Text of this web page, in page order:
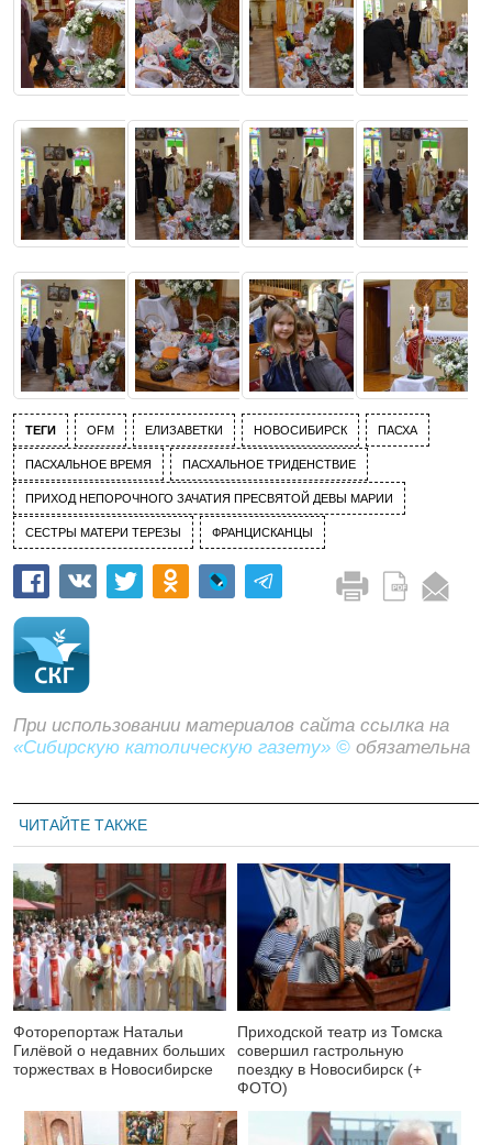
ТЕГИ OFM ЕЛИЗАВЕТКИ НОВОСИБИРСК ПАСХА
ПАСХАЛЬНОЕ ВРЕМЯ ПАСХАЛЬНОЕ ТРИДЕНСТВИЕ
ПРИХОД НЕПОРОЧНОГО ЗАЧАТИЯ ПРЕСВЯТОЙ ДЕВЫ МАРИИ
СЕСТРЫ МАТЕРИ ТЕРЕЗЫ ФРАНЦИСКАНЦЫ
При использовании материалов сайта ссылка на
«Сибирскую католическую газету» © обязательна
ЧИТАЙТЕ ТАКЖЕ
Фоторепортаж Натальи
Гилёвой о недавних больших
торжествах в Новосибирске
Приходской театр из Томска
совершил гастрольную
поездку в Новосибирск (+
ФОТО)